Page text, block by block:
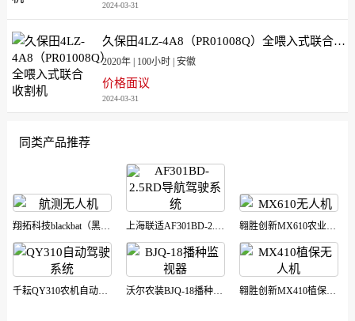
2024-03-31
久保田4LZ-4A8（PR01008Q）全喂入式联合收割机
2020年 | 100小时 | 安徽
价格面议
2024-03-31
同类产品推荐
翔拓科技blackbat（黑蝙蝠）航测无人机 上海联适AF301BD-2.5RD北斗/GNSS自动导... 翱胜创新MX610农业植保无人机
千耘QY310农机自动驾驶系统 沃尔农装BJQ-18播种监视系统 翱胜创新MX410植保无人机